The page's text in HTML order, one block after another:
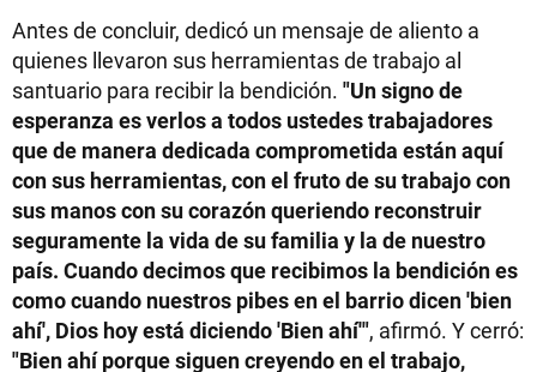
Antes de concluir, dedicó un mensaje de aliento a
quienes llevaron sus herramientas de trabajo al
santuario para recibir la bendición. "Un signo de
esperanza es verlos a todos ustedes trabajadores
que de manera dedicada comprometida están aquí
con sus herramientas, con el fruto de su trabajo con
sus manos con su corazón queriendo reconstruir
seguramente la vida de su familia y la de nuestro
país. Cuando decimos que recibimos la bendición es
como cuando nuestros pibes en el barrio dicen 'bien
ahí', Dios hoy está diciendo 'Bien ahí'", afirmó. Y cerró:
"Bien ahí porque siguen creyendo en el trabajo,